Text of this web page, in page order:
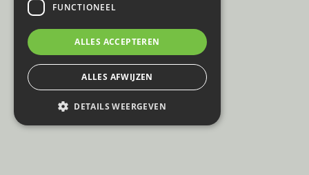
FUNCTIONEEL
ALLES ACCEPTEREN
ALLES AFWIJZEN
DETAILS WEERGEVEN